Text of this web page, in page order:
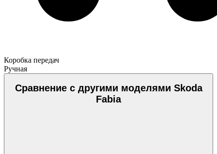
Коробка передач
Ручная
Сравнение с другими моделями Skoda
Fabia